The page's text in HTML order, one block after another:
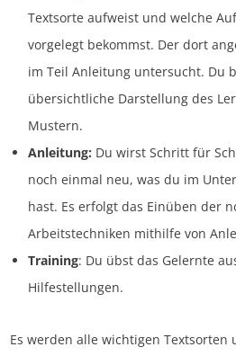
Textsorte aufweist und welche
vorgelegt bekommst. Der dort
im Teil Anleitung untersucht. Du
übersichtliche Darstellung des
Mustern.
Anleitung: Du wirst Schritt für
noch einmal neu, was du im
hast. Es erfolgt das Einüben der
Arbeitstechniken mithilfe von
Training: Du übst das Gelernte
Hilfestellungen.
Es werden alle wichtigen Textsorten